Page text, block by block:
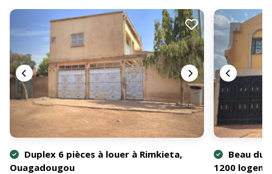
Duplex 6 pièces à louer à Rimkieta,
Ouagadougou
Beau
1200